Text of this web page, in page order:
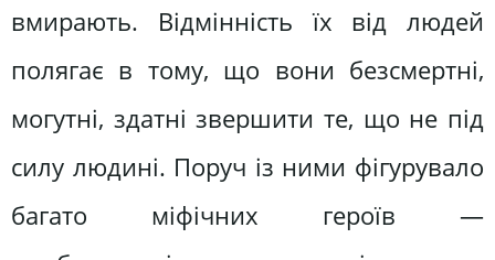
вмирають. Відмінність їх від людей
полягає в тому, що вони безсмертні,
могутні, здатні звершити те, що не під
силу людині. Поруч із ними фігурувало
багато міфічних героїв —